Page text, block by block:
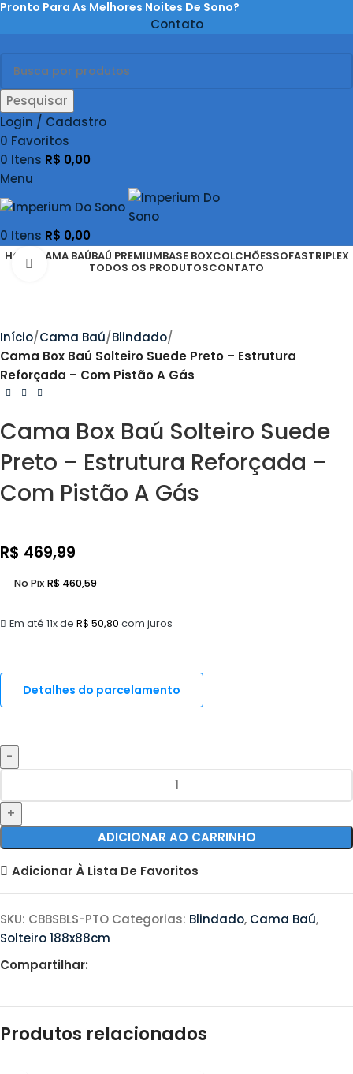
Pronto Para As Melhores Noites De Sono?
Contato
Pesquisar
Login / Cadastro
0 Favoritos
0 Itens R$ 0,00
Menu
0 Itens R$ 0,00
HOME CAMA BAÚBAÚ PREMIUMBASE BOXCOLCHÕESSOFASTRIPLEX
TODOS OS PRODUTOSCONTATO
Clique Para Ampliar
Início Cama Baú Blindado
Cama Box Baú Solteiro Suede Preto – Estrutura
Reforçada – Com Pistão A Gás
Cama Box Baú Solteiro Suede
Preto – Estrutura Reforçada –
Com Pistão A Gás
R$ 469,99
Em até 11x de R$ 50,80 com juros
No Pix R$460,59
Detalhes do parcelamento
ADICIONAR AO CARRINHO
Adicionar À Lista De Favoritos
SKU: CBBSBLS-PTO Categorias: Blindado, Cama Baú,
Solteiro 188x88cm
Compartilhar:
Produtos relacionados